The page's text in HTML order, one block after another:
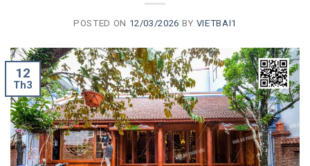
POSTED ON 12/03/2026 BY VIETBAI1
12
Th3